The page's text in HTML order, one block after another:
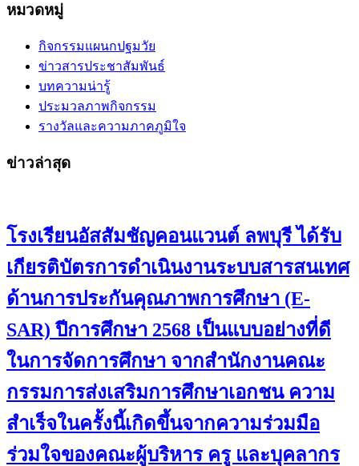
หมวดหมู่
กิจกรรมแผนกปฐมวัย
ข่าวสารประชาสัมพันธ์
บทความน่ารู้
ประมวลภาพกิจกรรม
รางวัลและความภาคภูมิใจ
ข่าวล่าสุด
โรงเรียนอัสสัมชัญคอนแวนต์ ลพบุรี ได้รับ
เกียรติบัตรการดำเนินงานระบบสารสนเทศ
ด้านการประกันคุณภาพการศึกษา (E-
SAR) ปีการศึกษา 2568 เป็นแบบอย่างที่ดี
ในการจัดการศึกษา จากสำนักงานคณะ
กรรมการส่งเสริมการศึกษาเอกชน ความ
สำเร็จในครั้งนี้เกิดขึ้นจากความร่วมมือ
ร่วมใจของคณะผู้บริหาร ครู และบุคลากร